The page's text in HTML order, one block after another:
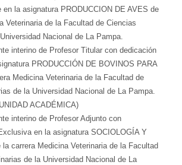
en la asignatura PRODUCCION DE AVES de
Veterinaria de la Facultad de Ciencias
Nacional de La Pampa.
interino de Profesor Titular con dedicación
PRODUCCIÓN DE BOVINOS PARA
Medicina Veterinaria de la Facultad de
de la Universidad Nacional de La Pampa.
ACADÉMICA)
interino de Profesor Adjunto con
en la asignatura SOCIOLOGÍA Y
la carrera Medicina Veterinaria de la Facultad
de la Universidad Nacional de La